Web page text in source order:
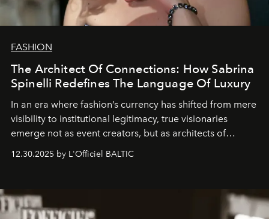
FASHION
The Architect Of Connections: How Sabrina
Spinelli Redefines The Language Of Luxury
In an era where fashion’s currency has shifted from mere
visibility to institutional legitimacy, true visionaries
emerge not as event creators, but as architects of
brand strategist with three decades of mastery in luxury,
framework where creativity, commerce, and culture
converge with surgical precision.
12.30.2025 by L'Officiel BALTIC